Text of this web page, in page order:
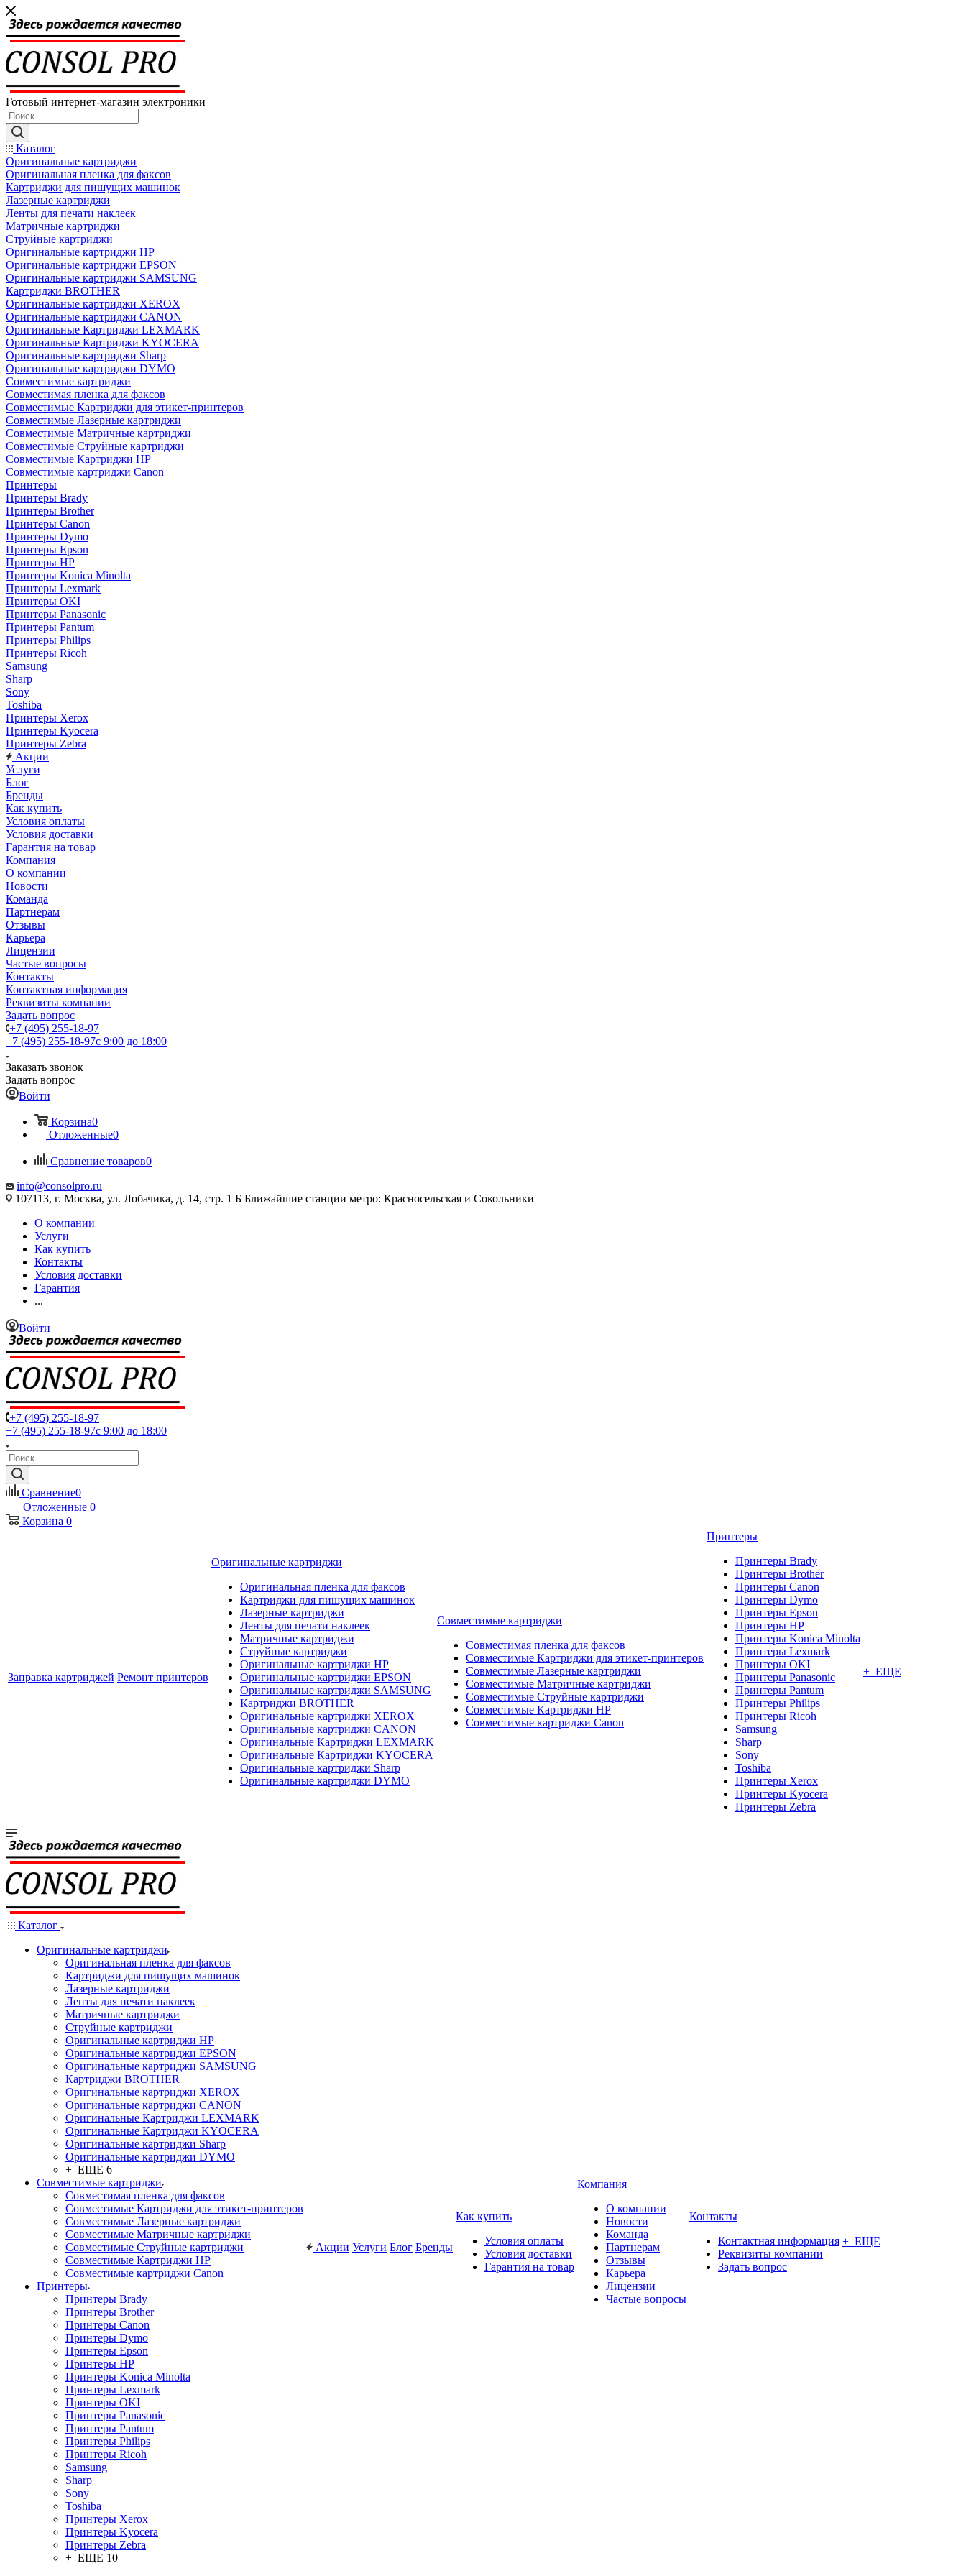
Готовый интернет-магазин электроники
Каталог
Оригинальные картриджи
Оригинальная пленка для факсов
Картриджи для пишущих машинок
Лазерные картриджи
Ленты для печати наклеек
Матричные картриджи
Струйные картриджи
Оригинальные картриджи HP
Оригинальные картриджи EPSON
Оригинальные картриджи SAMSUNG
Картриджи BROTHER
Оригинальные картриджи XEROX
Оригинальные картриджи CANON
Оригинальные Картриджи LEXMARK
Оригинальные Картриджи KYOCERA
Оригинальные картриджи Sharp
Оригинальные картриджи DYMO
Совместимые картриджи
Совместимая пленка для факсов
Совместимые Картриджи для этикет-принтеров
Совместимые Лазерные картриджи
Совместимые Матричные картриджи
Совместимые Струйные картриджи
Совместимые Картриджи HP
Совместимые картриджи Canon
Принтеры
Принтеры Brady
Принтеры Brother
Принтеры Canon
Принтеры Dymo
Принтеры Epson
Принтеры HP
Принтеры Konica Minolta
Принтеры Lexmark
Принтеры OKI
Принтеры Panasonic
Принтеры Pantum
Принтеры Philips
Принтеры Ricoh
Samsung
Sharp
Sony
Toshiba
Принтеры Xerox
Принтеры Kyocera
Принтеры Zebra
Акции
Услуги
Блог
Бренды
Как купить
Условия оплаты
Условия доставки
Гарантия на товар
Компания
О компании
Новости
Команда
Партнерам
Отзывы
Карьера
Лицензии
Частые вопросы
Контакты
Контактная информация
Реквизиты компании
Задать вопрос
+7 (495) 255-18-97
+7 (495) 255-18-97с 9:00 до 18:00
Заказать звонок
Задать вопрос
Войти
Корзина0
Отложенные0
Сравнение товаров0
info@consolpro.ru
107113, г. Москва, ул. Лобачика, д. 14, стр. 1 Б Ближайшие станции метро: Красносельская и Сокольники
О компании
Услуги
Как купить
Контакты
Условия доставки
Гарантия
...
Войти
+7 (495) 255-18-97
+7 (495) 255-18-97с 9:00 до 18:00
Сравнение0
Отложенные 0
Корзина 0
Заправка картриджей Ремонт принтеров
Оригинальные картриджи
Оригинальная пленка для факсов
Картриджи для пишущих машинок
Лазерные картриджи
Ленты для печати наклеек
Матричные картриджи
Струйные картриджи
Оригинальные картриджи HP
Оригинальные картриджи EPSON
Оригинальные картриджи SAMSUNG
Картриджи BROTHER
Оригинальные картриджи XEROX
Оригинальные картриджи CANON
Оригинальные Картриджи LEXMARK
Оригинальные Картриджи KYOCERA
Оригинальные картриджи Sharp
Оригинальные картриджи DYMO
Совместимые картриджи
Совместимая пленка для факсов
Совместимые Картриджи для этикет-принтеров
Совместимые Лазерные картриджи
Совместимые Матричные картриджи
Совместимые Струйные картриджи
Совместимые Картриджи HP
Совместимые картриджи Canon
Принтеры
Принтеры Brady
Принтеры Brother
Принтеры Canon
Принтеры Dymo
Принтеры Epson
Принтеры HP
Принтеры Konica Minolta
Принтеры Lexmark
Принтеры OKI
Принтеры Panasonic
Принтеры Pantum
Принтеры Philips
Принтеры Ricoh
Samsung
Sharp
Sony
Toshiba
Принтеры Xerox
Принтеры Kyocera
Принтеры Zebra
+ ЕЩЕ
Каталог
Оригинальные картриджи
Оригинальная пленка для факсов
Картриджи для пишущих машинок
Лазерные картриджи
Ленты для печати наклеек
Матричные картриджи
Струйные картриджи
Оригинальные картриджи HP
Оригинальные картриджи EPSON
Оригинальные картриджи SAMSUNG
Картриджи BROTHER
Оригинальные картриджи XEROX
Оригинальные картриджи CANON
Оригинальные Картриджи LEXMARK
Оригинальные Картриджи KYOCERA
Оригинальные картриджи Sharp
Оригинальные картриджи DYMO
+ ЕЩЕ 6
Совместимые картриджи
Совместимая пленка для факсов
Совместимые Картриджи для этикет-принтеров
Совместимые Лазерные картриджи
Совместимые Матричные картриджи
Совместимые Струйные картриджи
Совместимые Картриджи HP
Совместимые картриджи Canon
Принтеры
Принтеры Brady
Принтеры Brother
Принтеры Canon
Принтеры Dymo
Принтеры Epson
Принтеры HP
Принтеры Konica Minolta
Принтеры Lexmark
Принтеры OKI
Принтеры Panasonic
Принтеры Pantum
Принтеры Philips
Принтеры Ricoh
Samsung
Sharp
Sony
Toshiba
Принтеры Xerox
Принтеры Kyocera
Принтеры Zebra
+ ЕЩЕ 10
Акции Услуги Блог Бренды
Как купить
Условия оплаты
Условия доставки
Гарантия на товар
Компания
О компании
Новости
Команда
Партнерам
Отзывы
Карьера
Лицензии
Частые вопросы
Контакты
Контактная информация
Реквизиты компании
Задать вопрос
+ ЕЩЕ